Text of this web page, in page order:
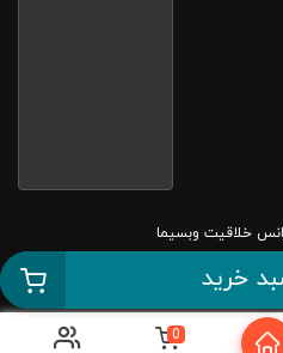
خرید
خلاقیت وبسیما
به بانک کتاب مارکا می باشد.
0